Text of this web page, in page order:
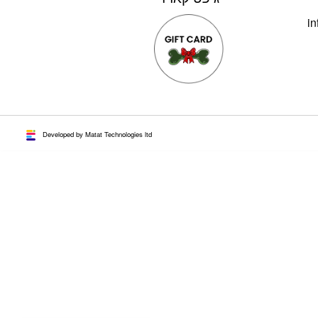
Developed by Matat Technologies ltd